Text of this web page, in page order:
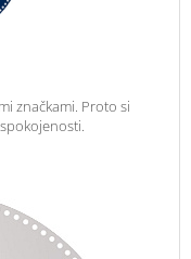
značkami. Proto si